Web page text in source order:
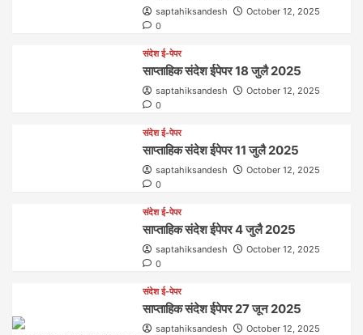
saptahiksandesh
October 12, 2025
0
संदेश ई-पेपर
साप्ताहिक संदेश ईपेपर 18 जुलै 2025
saptahiksandesh
October 12, 2025
0
संदेश ई-पेपर
साप्ताहिक संदेश ईपेपर 11 जुलै 2025
saptahiksandesh
October 12, 2025
0
संदेश ई-पेपर
साप्ताहिक संदेश ईपेपर 4 जुलै 2025
saptahiksandesh
October 12, 2025
0
संदेश ई-पेपर
साप्ताहिक संदेश ईपेपर 27 जून 2025
saptahiksandesh
October 12, 2025